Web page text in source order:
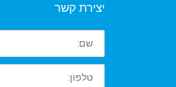
יצירת קשר
שם
טלפון